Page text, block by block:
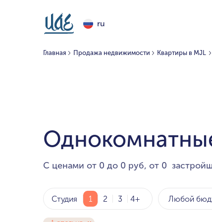
ru
Главная Продажа недвижимости Квартиры в MJL
С ценами от 0 до 0 руб, от 0
Студия 1 2 3 4+ Любой